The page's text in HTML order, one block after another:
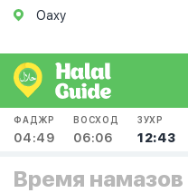
Оаху
ФАДЖР
04:49
ВОСХОД
06:06
ЗУХР
12:43
Время намазов